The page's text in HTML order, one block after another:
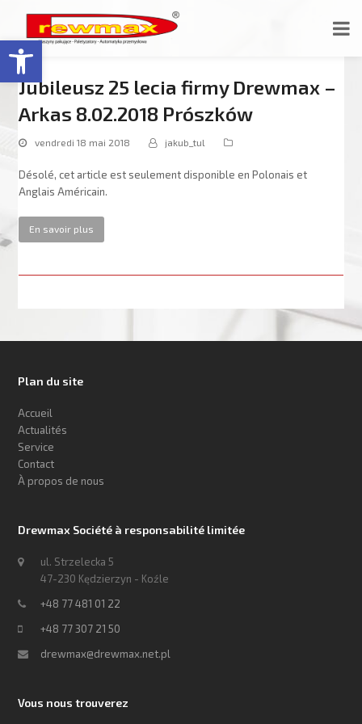
Ouvrir la barre d’outils
Jubileusz 25 lecia firmy Drewmax –
Arkas 8.02.2018 Prószków
vendredi 18 mai 2018 jakub_tul
Désolé, cet article est seulement disponible en Polonais et
Anglais Américain.
En savoir plus
Plan du site
Accueil
Actualités
Service
Contact
À propos de nous
Drewmax Société à responsabilité limitée
ul. Strzelecka 5
47-230 Kędzierzyn - Koźle
+48 77 481 01 22
+48 77 307 21 50
drewmax@drewmax.net.pl
Vous nous trouverez